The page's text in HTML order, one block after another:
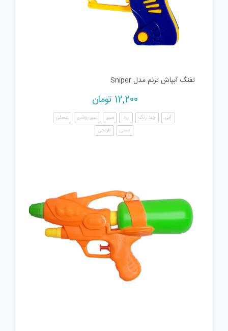
تفنگ آبپاش ترنم مدل Sniper
12,200 تومان
آبی چند رنگ زرد سبز سبز روشن
عسلی
مسی
نارنجی